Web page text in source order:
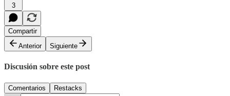
3
Compartir
Anterior
Siguiente
Discusión sobre este post
Comentarios Restacks